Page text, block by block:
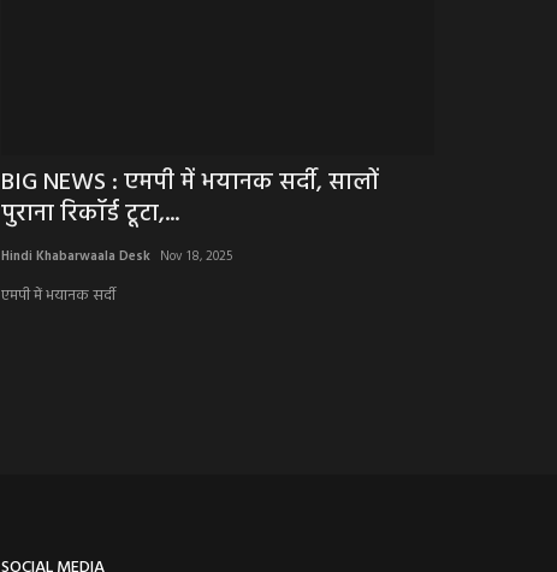
BIG NEWS : एमपी में भयानक सर्दी, सालों
पुराना रिकॉर्ड टूटा,...
Hindi Khabarwaala Desk Nov 18, 2025
एमपी में भयानक सर्दी